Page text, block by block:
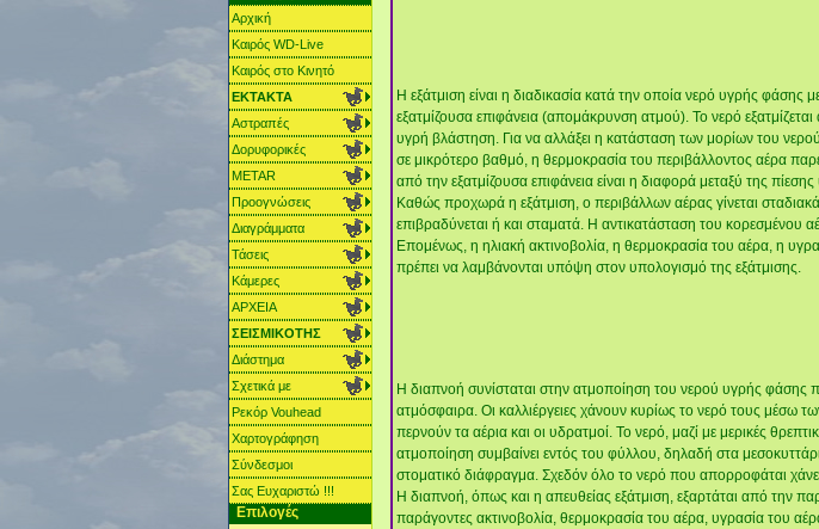
Αρχική
Καιρός WD-Live
Καιρός στο Κινητό
ΕΚΤΑΚΤΑ
Αστραπές
Δορυφορικές
METAR
Προογνώσεις
Διαγράμματα
Τάσεις
Κάμερες
ΑΡΧΕΙΑ
ΣΕΙΣΜΙΚΟΤΗΣ
Διάστημα
Σχετικά με
Ρεκόρ Vouhead
Χαρτoγράφηση
Σύνδεσμοι
Σας Ευχαριστώ !!!
Επιλογές
Η εξάτμιση είναι η διαδικασία κατά την οποία νερό υγρής
εξατμίζουσα επιφάνεια (απομάκρυνση ατμού). Το νερό
υγρή βλάστηση. Για να αλλάξει η κατάσταση των μορίων του
σε μικρότερο βαθμό, η θερμοκρασία του περιβάλλοντος αέρα
από την εξατμίζουσα επιφάνεια είναι η διαφορά μεταξύ της
Καθώς προχωρά η εξάτμιση, ο περιβάλλων αέρας γίνεται
επιβραδύνεται ή και σταματά. Η αντικατάσταση του κορεσμένου
Επομένως, η ηλιακή ακτινοβολία, η θερμοκρασία του αέρα, η
πρέπει να λαμβάνονται υπόψη στον υπολογισμό της εξάτμισης.
Η διαπνοή συνίσταται στην ατμοποίηση του νερού υγρής φάσης
ατμόσφαιρα. Οι καλλιέργειες χάνουν κυρίως το νερό τους μέσω
περνούν τα αέρια και οι υδρατμοί. Το νερό, μαζί με μερικές
ατμοποίηση συμβαίνει εντός του φύλλου, δηλαδή στα
στοματικό διάφραγμα. Σχεδόν όλο το νερό που απορροφάται
Η διαπνοή, όπως και η απευθείας εξάτμιση, εξαρτάται από την
παράγοντες ακτινοβολία, θερμοκρασία του αέρα, υγρασία του